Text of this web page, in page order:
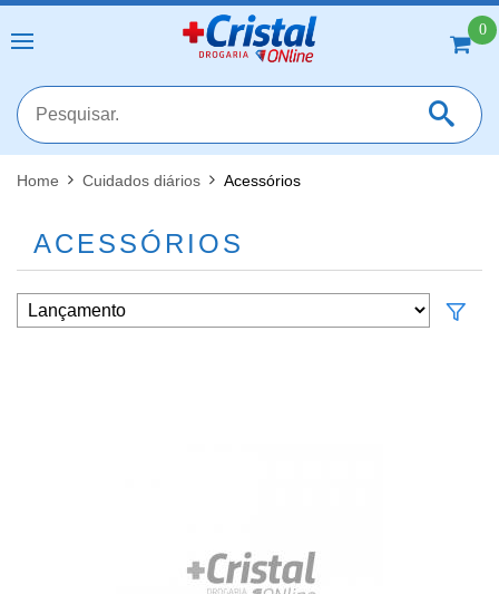
0
Home Cuidados diários Acessórios
ACESSÓRIOS